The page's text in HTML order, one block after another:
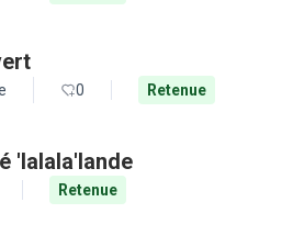
0 Retenue
'lalala'lande
Retenue